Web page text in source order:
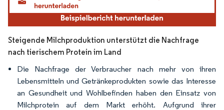
Steigende Milchproduktion unterstützt die Nachfrage
nach tierischem Protein im Land
Die Nachfrage der Verbraucher nach mehr von ihren
Lebensmitteln und Getränkeprodukten sowie das Interesse
an Gesundheit und Wohlbefinden haben den Einsatz von
Milchprotein auf dem Markt erhöht. Aufgrund ihrer